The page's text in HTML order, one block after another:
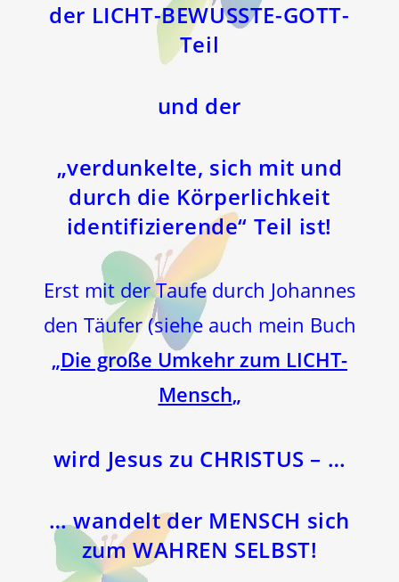
der LICHT-BEWUSSTE-GOTT-
Teil
und der
„verdunkelte, sich mit und
durch die Körperlichkeit
identifizierende“ Teil ist!
Erst mit der Taufe durch Johannes
den Täufer (siehe auch mein Buch
„Die große Umkehr zum LICHT-
Mensch„
wird Jesus zu CHRISTUS – …
… wandelt der MENSCH sich
zum WAHREN SELBST!